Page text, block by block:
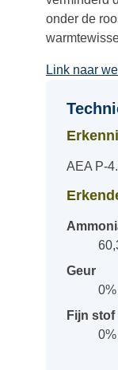
onder de
Link naar
AEA P-
Geur
Fijn stof